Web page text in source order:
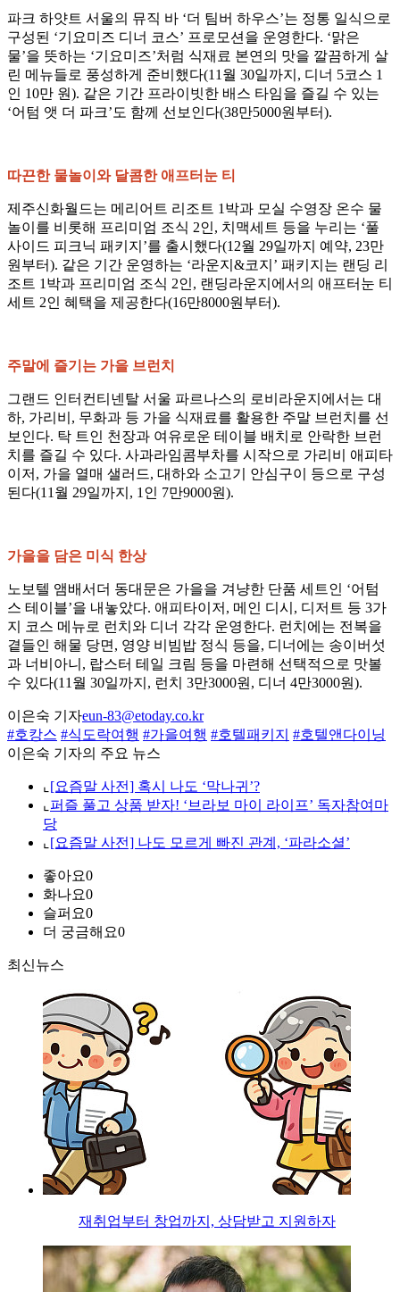
파크 하얏트 서울의 뮤직 바 ‘더 팀버 하우스’는 정통 일식으로
구성된 ‘기요미즈 디너 코스’ 프로모션을 운영한다. ‘맑은
물’을 뜻하는 ‘기요미즈’처럼 식재료 본연의 맛을 깔끔하게 살
린 메뉴들로 풍성하게 준비했다(11월 30일까지, 디너 5코스 1
인 10만 원). 같은 기간 프라이빗한 배스 타임을 즐길 수 있는
‘어텀 앳 더 파크’도 함께 선보인다(38만5000원부터).
따끈한 물놀이와 달콤한 애프터눈 티
제주신화월드는 메리어트 리조트 1박과 모실 수영장 온수 물
놀이를 비롯해 프리미엄 조식 2인, 치맥세트 등을 누리는 ‘풀
사이드 피크닉 패키지’를 출시했다(12월 29일까지 예약, 23만
원부터). 같은 기간 운영하는 ‘라운지&코지’ 패키지는 랜딩 리
조트 1박과 프리미엄 조식 2인, 랜딩라운지에서의 애프터눈 티
세트 2인 혜택을 제공한다(16만8000원부터).
주말에 즐기는 가을 브런치
그랜드 인터컨티넨탈 서울 파르나스의 로비라운지에서는 대
하, 가리비, 무화과 등 가을 식재료를 활용한 주말 브런치를 선
보인다. 탁 트인 천장과 여유로운 테이블 배치로 안락한 브런
치를 즐길 수 있다. 사과라임콤부차를 시작으로 가리비 애피타
이저, 가을 열매 샐러드, 대하와 소고기 안심구이 등으로 구성
된다(11월 29일까지, 1인 7만9000원).
가을을 담은 미식 한상
노보텔 앰배서더 동대문은 가을을 겨냥한 단품 세트인 ‘어텀
스 테이블’을 내놓았다. 애피타이저, 메인 디시, 디저트 등 3가
지 코스 메뉴로 런치와 디너 각각 운영한다. 런치에는 전복을
곁들인 해물 당면, 영양 비빔밥 정식 등을, 디너에는 송이버섯
과 너비아니, 랍스터 테일 크림 등을 마련해 선택적으로 맛볼
수 있다(11월 30일까지, 런치 3만3000원, 디너 4만3000원).
이은숙 기자eun-83@etoday.co.kr
#호캉스 #식도락여행 #가을여행 #호텔패키지 #호텔앤다이닝
이은숙 기자의 주요 뉴스
⌞ [요즘말 사전] 혹시 나도 ‘막나귀’?
⌞ 퍼즐 풀고 상품 받자! ‘브라보 마이 라이프’ 독자참여마
당
⌞ [요즘말 사전] 나도 모르게 빠진 관계, ‘파라소셜’
좋아요0
화나요0
슬퍼요0
더 궁금해요0
최신뉴스
재취업부터 창업까지, 상담받고 지원하자